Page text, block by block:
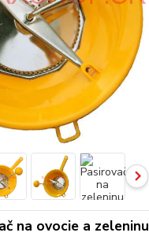
na ovocie a zeleninu